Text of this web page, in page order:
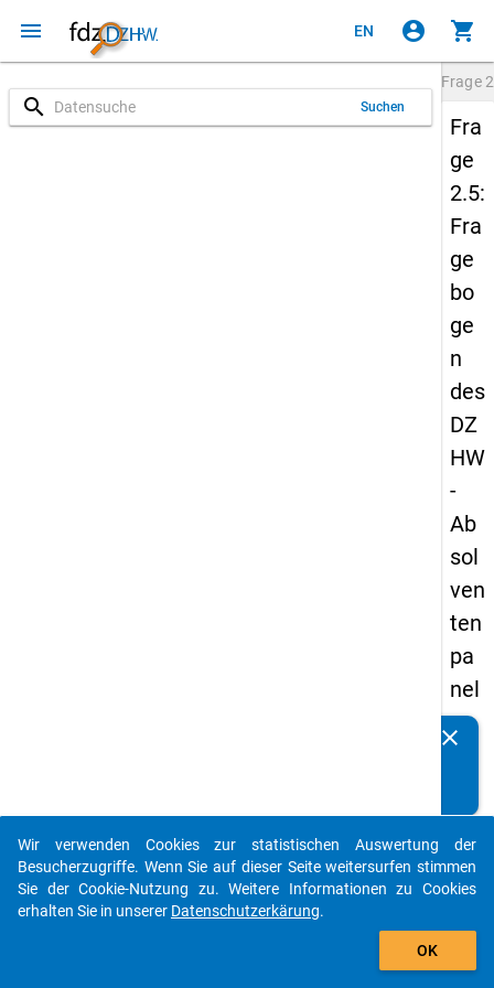
menu EN account_circle shopping_cart
search Suchen
Frage
Fra
ge
2.5:
Fra
ge
bo
ge
n
des
DZ
HW
-
Ab
sol
ven
ten
pa
nel
s
-
ers
te
clear
auto_stories
add_shopping_cart
Wir verwenden Cookies zur statistischen Auswertung der
Besucherzugriffe. Wenn Sie auf dieser Seite weitersurfen stimmen
Sie der Cookie-Nutzung zu. Weitere Informationen zu Cookies
erhalten Sie in unserer Datenschutzerkärung.
OK